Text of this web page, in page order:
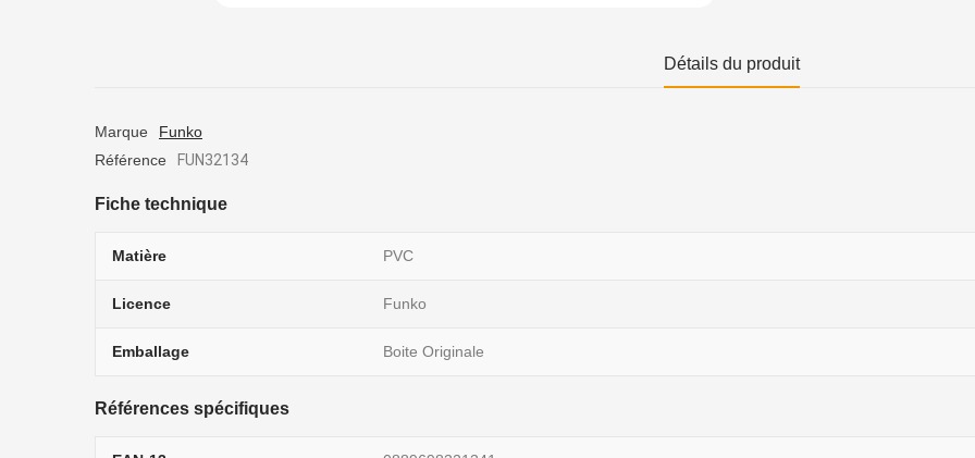
Détails du produit
Marque
Funko
Référence
FUN32134
Fiche technique
Matière PVC
Licence Funko
Emballage Boite Originale
Références spécifiques